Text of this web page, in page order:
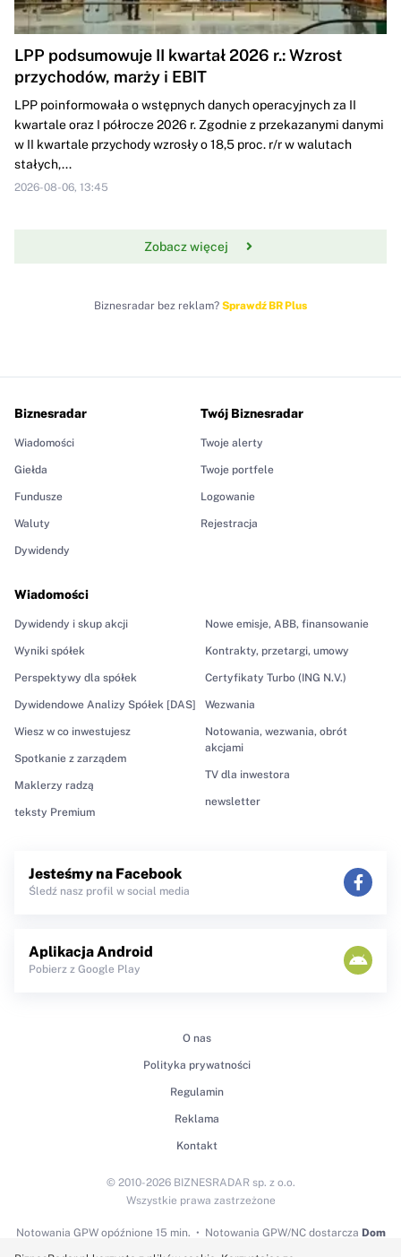
LPP podsumowuje II kwartał 2026 r.: Wzrost
przychodów, marży i EBIT
LPP poinformowała o wstępnych danych operacyjnych za II
kwartale oraz I półrocze 2026 r. Zgodnie z przekazanymi danymi
w II kwartale przychody wzrosły o 18,5 proc. r/r w walutach
stałych,...
2026-08-06, 13:45
Zobacz więcej
Biznesradar bez reklam? Sprawdź BR Plus
Biznesradar
Wiadomości
Giełda
Fundusze
Waluty
Dywidendy
Wiadomości
Dywidendy i skup akcji
Wyniki spółek
Perspektywy dla spółek
Dywidendowe Analizy Spółek [DAS]
Wiesz w co inwestujesz
Spotkanie z zarządem
Maklerzy radzą
teksty Premium
Nowe emisje, ABB, finansowanie
Kontrakty, przetargi, umowy
Certyfikaty Turbo (ING N.V.)
Wezwania
Notowania, wezwania, obrót
akcjami
TV dla inwestora
newsletter
Twój Biznesradar
Twoje alerty
Twoje portfele
Logowanie
Rejestracja
Jesteśmy na Facebook
Śledź nasz profil w social media
Aplikacja Android
Pobierz z Google Play
O nas
Polityka prywatności
Regulamin
Reklama
Kontakt
Notowania GPWopóźnione 15 min. Notowania GPW/NC dostarcza Dom
© 2010-2026 BIZNESRADAR sp. z o.o.
Wszystkie prawa zastrzeżone